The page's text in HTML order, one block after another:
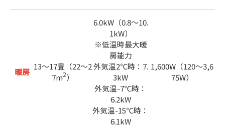
暖房
13～17畳（22～2
7m2）
6.0kW（0.8～10.
1kW）
※低温時最大暖
房能力
外気温2℃時：7.
3kW
外気温-7℃時：
6.2kW
外気温-15℃時：
6.1kW
1,600W（120～3,6
75W）